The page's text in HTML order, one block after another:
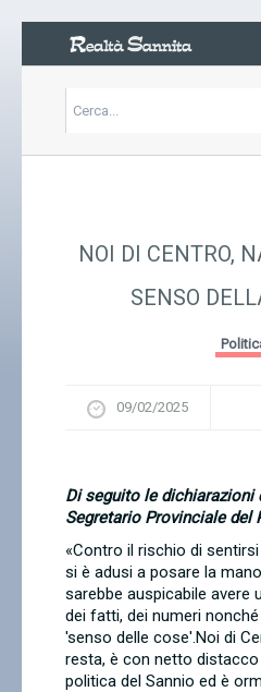
NOI DI CENTRO,
SENSO
09/02/2025
Di seguito le dichiarazioni
Segretario Provinciale del
«Contro il rischio di
si è adusi a posare la
sarebbe auspicabile avere
dei fatti, dei numeri
'senso delle cose'.Noi di
resta, è con netto
politica del Sannio ed è